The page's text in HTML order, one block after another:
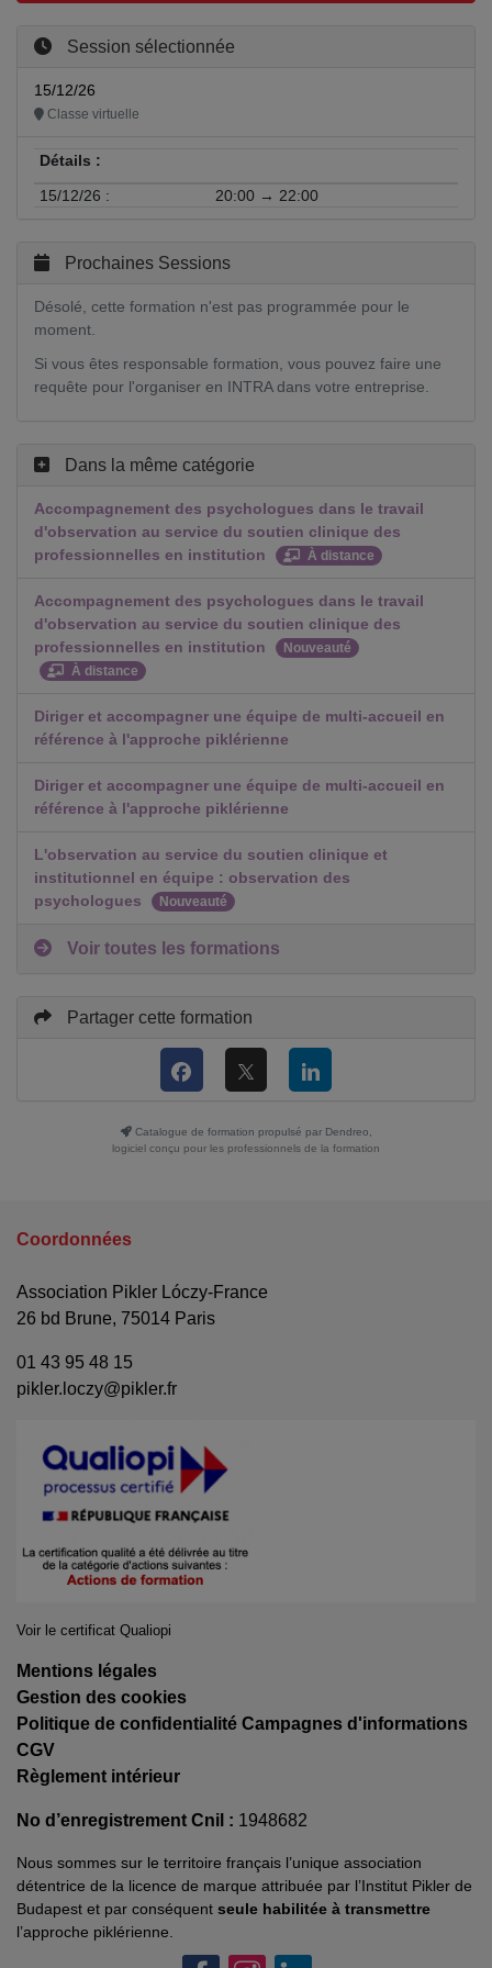
Session sélectionnée
15/12/26
Classe virtuelle
Détails :
15/12/26 :
20:00 → 22:00
Prochaines Sessions
Désolé, cette formation n'est pas programmée pour le
moment.
Si vous êtes responsable formation, vous pouvez faire une
requête pour l'organiser en INTRA dans votre entreprise.
Dans la même catégorie
Accompagnement des psychologues dans le travail
d'observation au service du soutien clinique des
professionnelles en institution
À distance
Accompagnement des psychologues dans le travail
d'observation au service du soutien clinique des
professionnelles en institution
Nouveauté
À distance
Diriger et accompagner une équipe de multi-accueil en
référence à l'approche piklérienne
Diriger et accompagner une équipe de multi-accueil en
référence à l'approche piklérienne
L'observation au service du soutien clinique et
institutionnel en équipe : observation des
psychologues
Nouveauté
Voir toutes les formations
Partager cette formation
Catalogue de formation propulsé par Dendreo,
logiciel conçu pour les professionnels de la formation
Coordonnées
Association Pikler Lóczy-France
26 bd Brune, 75014 Paris
01 43 95 48 15
pikler.loczy@pikler.fr
Voir le certificat Qualiopi
Mentions légales
Gestion des cookies
Politique de confidentialité Campagnes d'informations
CGV
Règlement intérieur
No d’enregistrement Cnil : 1948682
Nous sommes sur le territoire français l’unique association
détentrice de la licence de marque attribuée par l’Institut Pikler de
Budapest et par conséquent seule habilitée à transmettre
l’approche piklérienne.